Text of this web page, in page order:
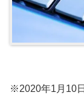
※2020年1月10